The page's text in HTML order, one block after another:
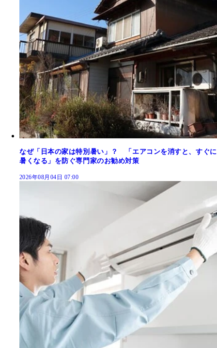
なぜ「日本の家は特別暑い」？ 「エアコンを消すと、すぐに
暑くなる」を防ぐ専門家のお勧め対策
2026年08月04日 07:00